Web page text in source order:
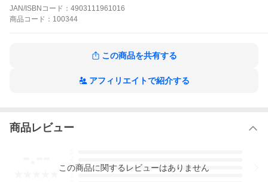
ご覧いただいている商品は
超立体マスク スタンダード ふつう30枚
ふつうサイズ
JAN/ISBNコード： 4903111961016
商品 コード： 100344
この商品を共有する
アフィリエイトで紹介する
商品レビュー
3
この商品に関するレビューはありません